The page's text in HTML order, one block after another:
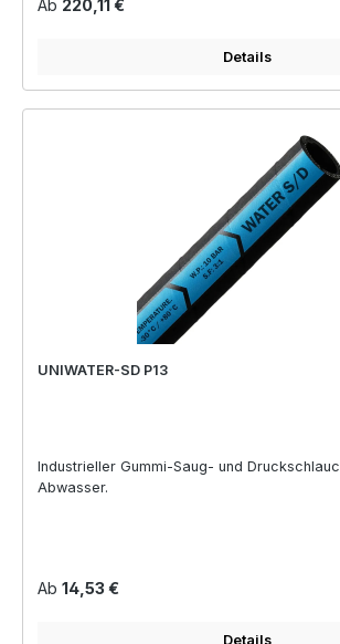
Ab 220,11 €
Details
UNIWATER-SD P13
Industrieller Gummi-Saug- und
Abwasser.
Regulärer Preis:
Ab 14,53 €
Details